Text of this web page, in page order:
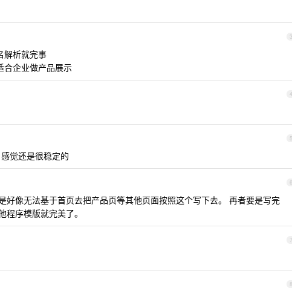
3
解析就完事
合企业做产品展示
4
5
觉还是很稳定的
6
好像无法基于首页去把产品页等其他页面按照这个写下去。 再者要是写完
序模版就完美了。
7
8